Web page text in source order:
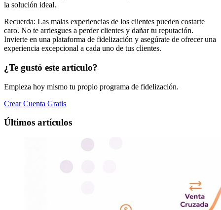
la solución ideal.
Recuerda: Las malas experiencias de los clientes pueden costarte
caro. No te arriesgues a perder clientes y dañar tu reputación.
Invierte en una plataforma de fidelización y asegúrate de ofrecer una
experiencia excepcional a cada uno de tus clientes.
¿Te gustó este artículo?
Empieza hoy mismo tu propio programa de fidelización.
Crear Cuenta Gratis
Últimos artículos